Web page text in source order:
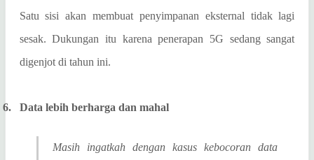
Satu sisi akan membuat penyimpanan eksternal tidak lagi
sesak. Dukungan itu karena penerapan 5G sedang sangat
digenjot di tahun ini.
6. Data lebih berharga dan mahal
Masih ingatkah dengan kasus kebocoran data